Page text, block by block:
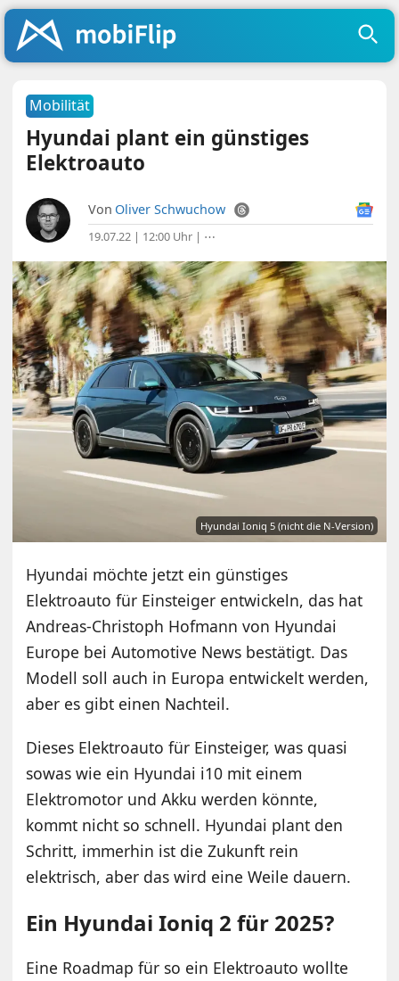
Mobilität
Hyundai plant ein günstiges
Elektroauto
Von Oliver Schwuchow
19.07.22 | 12:00 Uhr | ⋯
Hyundai Ioniq 5 (nicht die N-Version)
Hyundai möchte jetzt ein günstiges
Elektroauto für Einsteiger entwickeln, das hat
Andreas-Christoph Hofmann von Hyundai
Europe bei Automotive News bestätigt. Das
Modell soll auch in Europa entwickelt werden,
aber es gibt einen Nachteil.
Dieses Elektroauto für Einsteiger, was quasi
sowas wie ein Hyundai i10 mit einem
Elektromotor und Akku werden könnte,
kommt nicht so schnell. Hyundai plant den
Schritt, immerhin ist die Zukunft rein
elektrisch, aber das wird eine Weile dauern.
Ein Hyundai Ioniq 2 für 2025?
Eine Roadmap für so ein Elektroauto wollte